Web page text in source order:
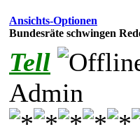
Ansichts-Optionen
Bundesräte schwingen
Tell
Admin